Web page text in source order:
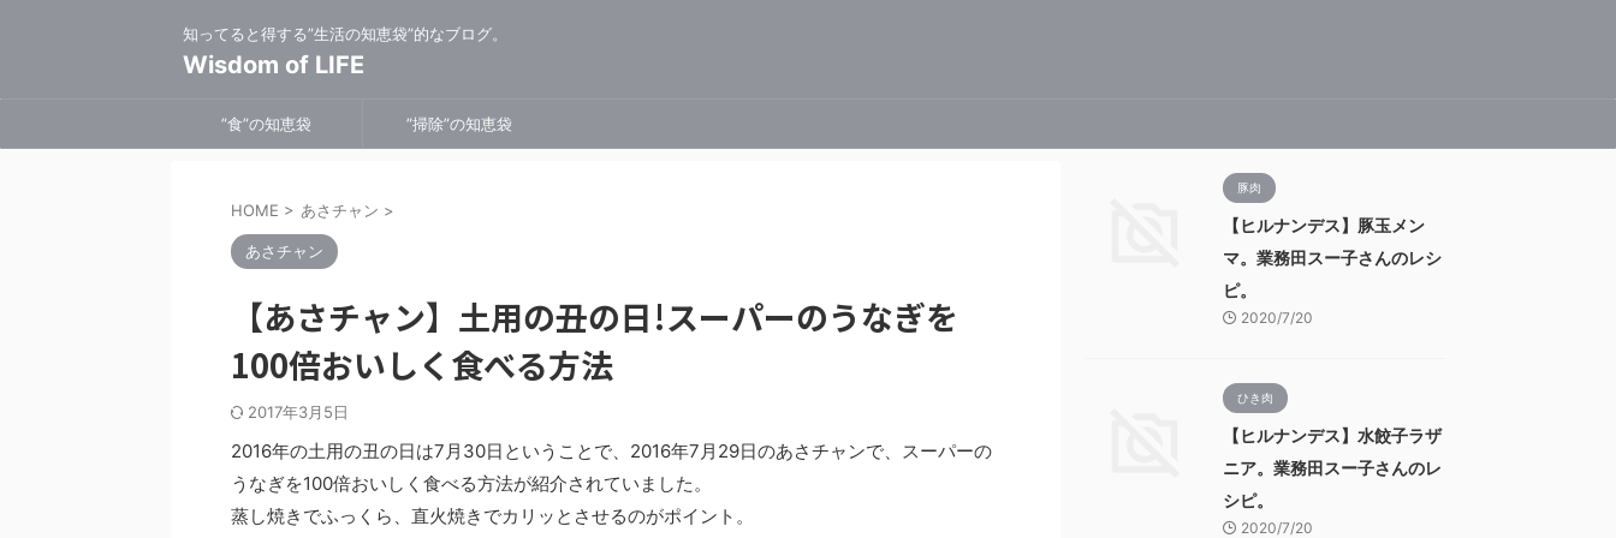
知ってると得する”生活の知恵袋”的なブログ。
Wisdom of LIFE
”食”の知恵袋 ”掃除”の知恵袋
HOME > あさチャン >
あさチャン
【あさチャン】土用の丑の日!スーパーのうなぎを
100倍おいしく食べる方法
2017年3月5日
2016年の土用の丑の日は7月30日ということで、2016年7月29日のあさチャンで、スーパーの
うなぎを100倍おいしく食べる方法が紹介されていました。
蒸し焼きでふっくら、直火焼きでカリッとさせるのがポイント。
豚肉
【ヒルナンデス】豚玉メン
マ。業務田スー子さんのレシ
ピ。
2020/7/20
ひき肉
【ヒルナンデス】水餃子ラザ
ニア。業務田スー子さんのレ
シピ。
2020/7/20